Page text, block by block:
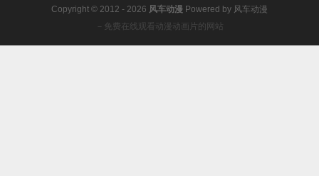
Copyright © 2012 - 2026 风车动漫 Powered by 风车动漫
－免费在线观看动漫动画片的网站